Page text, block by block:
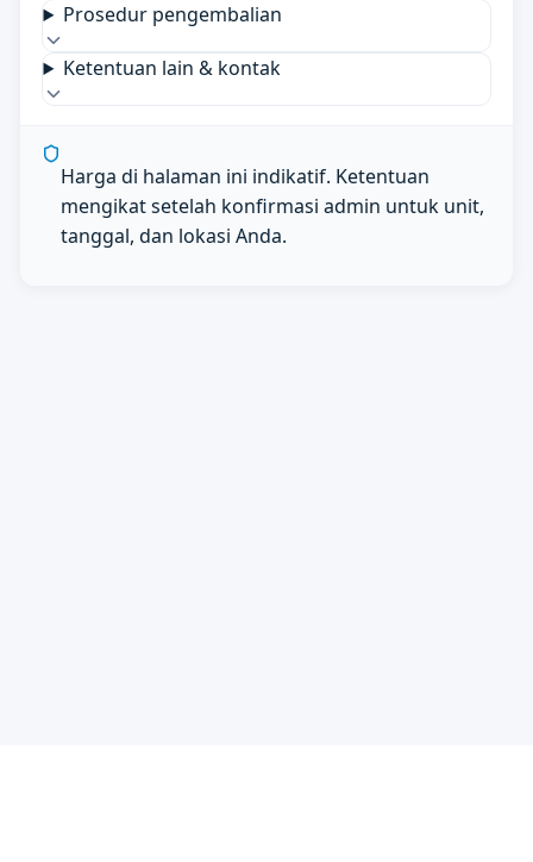
Prosedur pengembalian
Ketentuan lain & kontak
Harga di halaman ini indikatif. Ketentuan
mengikat setelah konfirmasi admin untuk unit,
tanggal, dan lokasi Anda.